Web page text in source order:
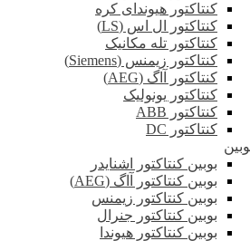
کنتاکتور هیوندای کره
کنتاکتور ال اس (LS)
کنتاکتور تله مکانیک
کنتاکتور زیمنس (Siemens)
کنتاکتور آاگ (AEG)
کنتاکتور یونولیک
کنتاکتور ABB
کنتاکتور DC
بوبین کنتاکتور اشنایدر
بوبین کنتاکتور آاگ (AEG)
بوبین کنتاکتور زیمنس
بوبین کنتاکتور جنرال
بوبین کنتاکتور هیوندا